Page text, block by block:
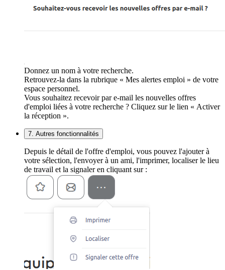
Donnez un nom à votre recherche.
Retrouvez-la dans la rubrique « Mes alertes emploi » de votre
espace personnel.
Vous souhaitez recevoir par e-mail les nouvelles offres
d'emploi liées à votre recherche ? Cliquez sur le lien « Activer
la réception ».
7. Autres fonctionnalités
Depuis le détail de l'offre d'emploi, vous pouvez l'ajouter à
votre sélection, l'envoyer à un ami, l'imprimer, localiser le lieu
de travail et la signaler en cliquant sur :